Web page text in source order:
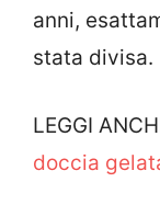
anni,
stata divisa.
LEGGI
doccia